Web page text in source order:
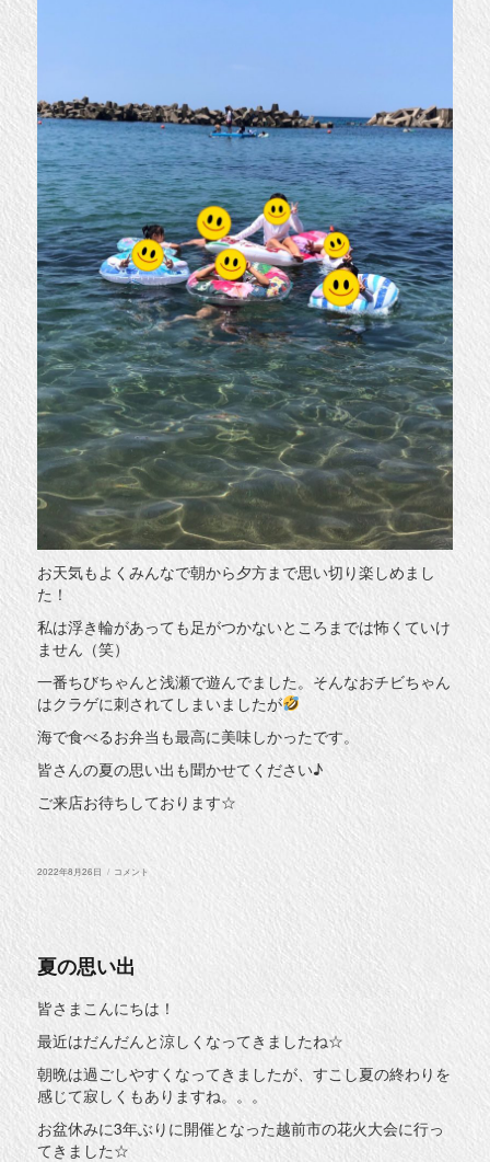
お天気もよくみんなで朝から夕方まで思い切り楽しめまし
た！
私は浮き輪があっても足がつかないところまでは怖くていけ
ません（笑）
一番ちびちゃんと浅瀬で遊んでました。そんなおチビちゃん
はクラゲに刺されてしまいましたが
海で食べるお弁当も最高に美味しかったです。
皆さんの夏の思い出も聞かせてください♪
ご来店お待ちしております☆
投
2022年8月26日
夏
に
コメント
夏の思い出
皆さまこんにちは！
最近はだんだんと涼しくなってきましたね☆
朝晩は過ごしやすくなってきましたが、すこし夏の終わりを
感じて寂しくもありますね。。。
お盆休みに3年ぶりに開催となった越前市の花火大会に行っ
てきました☆